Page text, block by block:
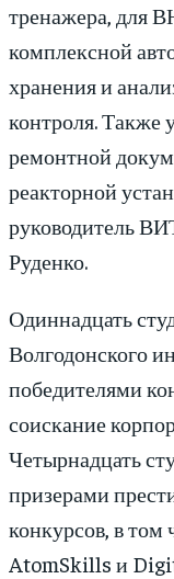
тренажера, для
комплексной
хранения и
контроля. Также
ремонтной
реакторной
руководитель
Руденко.
Одиннадцать
Волгодонского
победителями
соискание
Четырнадцать
призерами
конкурсов, в том
AtomSkills и